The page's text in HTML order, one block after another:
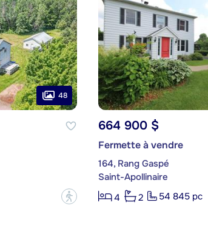
48
?
664 900 $
Fermette à vendre
164, Rang Gaspé
Saint-Apollinaire
4
2 54 845 pc